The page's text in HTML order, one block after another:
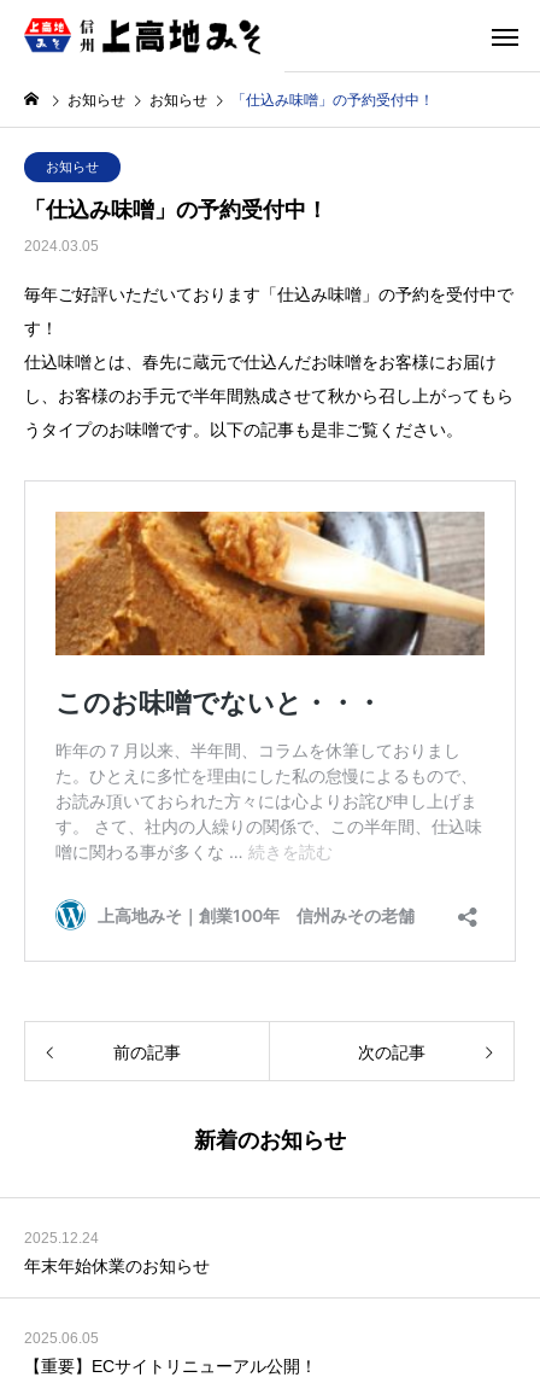
お知らせ お知らせ 「仕込み味噌」の予約受付中！
お知らせ
「仕込み味噌」の予約受付中！
2024.03.05
毎年ご好評いただいております「仕込み味噌」の予約を受付中で
す！
仕込味噌とは、春先に蔵元で仕込んだお味噌をお客様にお届け
し、お客様のお手元で半年間熟成させて秋から召し上がってもら
うタイプのお味噌です。以下の記事も是非ご覧ください。
前の記事 次の記事
新着のお知らせ
2025.12.24
年末年始休業のお知らせ
2025.06.05
【重要】ECサイトリニューアル公開！